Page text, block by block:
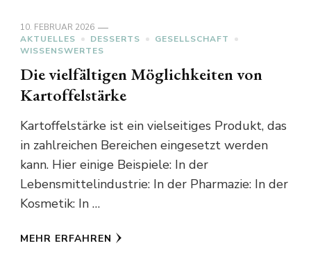
10. FEBRUAR 2026
AKTUELLES
DESSERTS
GESELLSCHAFT
WISSENSWERTES
Die vielfältigen Möglichkeiten von
Kartoffelstärke
Kartoffelstärke ist ein vielseitiges Produkt, das
in zahlreichen Bereichen eingesetzt werden
kann. Hier einige Beispiele: In der
Lebensmittelindustrie: In der Pharmazie: In der
Kosmetik: In …
MEHR ERFAHREN